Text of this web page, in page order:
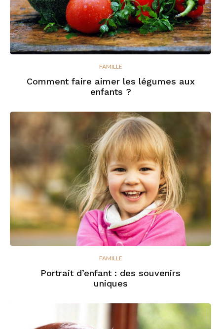
FAMILLE
Comment faire aimer les légumes aux
enfants ?
FAMILLE
Portrait d’enfant : des souvenirs
uniques